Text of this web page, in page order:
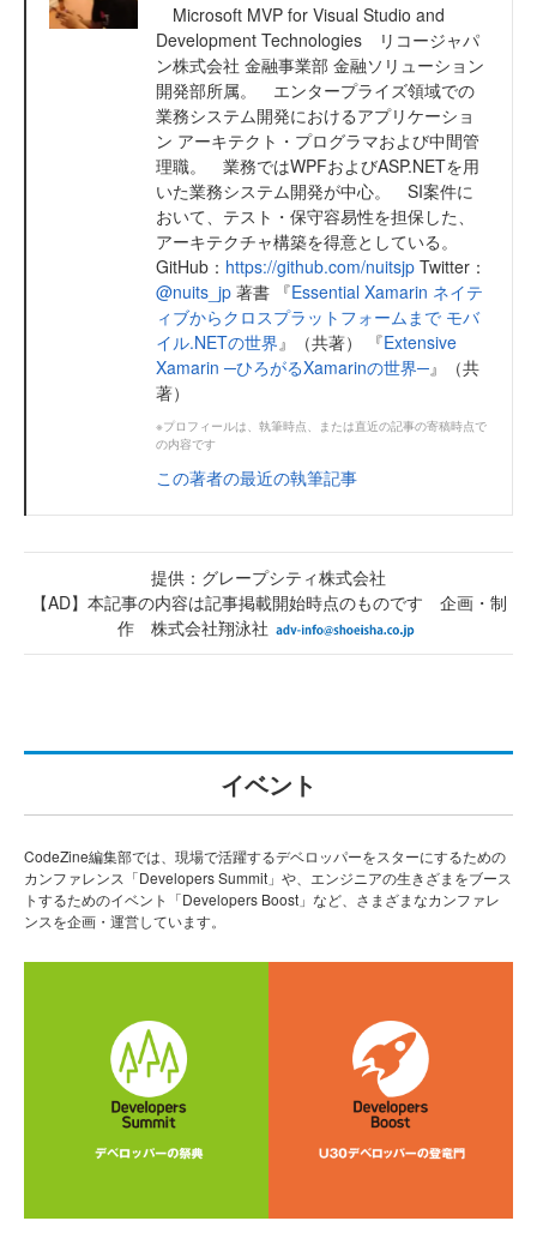
Microsoft MVP for Visual Studio and
Development Technologies リコージャパ
ン株式会社 金融事業部 金融ソリューション
開発部所属。 エンタープライズ領域での
業務システム開発におけるアプリケーショ
ン アーキテクト・プログラマおよび中間管
理職。 業務ではWPFおよびASP.NETを用
いた業務システム開発が中心。 SI案件に
おいて、テスト・保守容易性を担保した、
アーキテクチャ構築を得意としている。
GitHub： https://github.com/nuitsjp Twitter：
@nuits_jp 著書 『Essential Xamarin ネイテ
ィブからクロスプラットフォームまで モバ
イル.NETの世界 』（共著） 『Extensive
Xamarin ─ひろがるXamarinの世界─』（共
著）
※プロフィールは、執筆時点、または直近の記事の寄稿時点で
の内容です
この著者の最近の執筆記事
提供：グレープシティ株式会社
【AD】本記事の内容は記事掲載開始時点のものです 企画・制
作 株式会社翔泳社
イベント
CodeZine編集部では、現場で活躍するデベロッパーをスターにするための
カンファレンス「Developers Summit」や、エンジニアの生きざまをブース
トするためのイベント「Developers Boost」など、さまざまなカンファレ
ンスを企画・運営しています。